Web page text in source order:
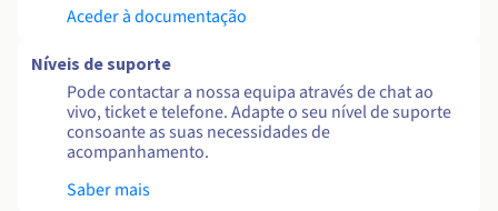
Aceder à documentação
Níveis de suporte
Pode contactar a nossa equipa através de chat ao
vivo, ticket e telefone. Adapte o seu nível de suporte
consoante as suas necessidades de
acompanhamento.
Saber mais